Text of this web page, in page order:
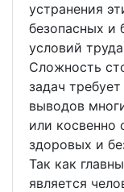
устранения
безопасных и
условий
Сложность
задач
выводов
или косвенно
здоровых и
Так как
является